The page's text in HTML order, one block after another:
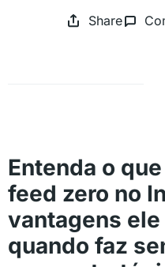
Share
Entenda o
feed zero no
vantagens
quando faz